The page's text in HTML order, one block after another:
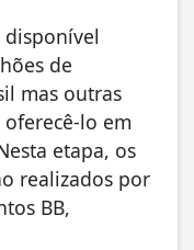
de
mas outras
lo em
etapa, os
realizados por
BB,